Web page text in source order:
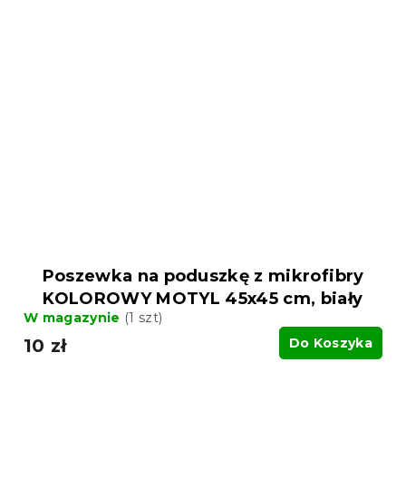
Poszewka na poduszkę z mikrofibry
KOLOROWY MOTYL 45x45 cm, biały
W magazynie (1 szt)
10 zł Do Koszyka